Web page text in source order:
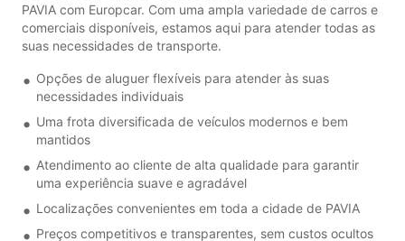
PAVIA com Europcar. Com uma ampla variedade de carros e
comerciais disponíveis, estamos aqui para atender todas as
suas necessidades de transporte.
Opções de aluguer flexíveis para atender às suas
necessidades individuais
Uma frota diversificada de veículos modernos e bem
mantidos
Atendimento ao cliente de alta qualidade para garantir
uma experiência suave e agradável
Localizações convenientes em toda a cidade de PAVIA
Preços competitivos e transparentes, sem custos ocultos